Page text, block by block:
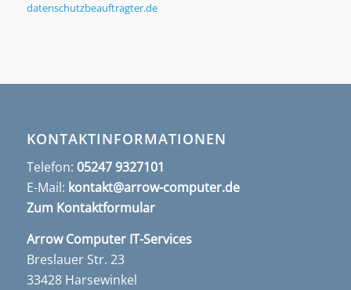
datenschutzbeauftragter.de
KONTAKTINFORMATIONEN
Telefon: 05247 9327101
E-Mail: kontakt@arrow-computer.de
Zum Kontaktformular
Arrow Computer IT-Services
Breslauer Str. 23
33428 Harsewinkel